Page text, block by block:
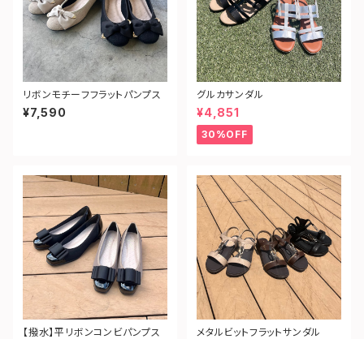
リボンモチーフフラットパンプス
¥7,590
グルカサンダル
¥4,851
30%OFF
【撥水】平リボンコンビパンプス メタルビットフラットサンダル